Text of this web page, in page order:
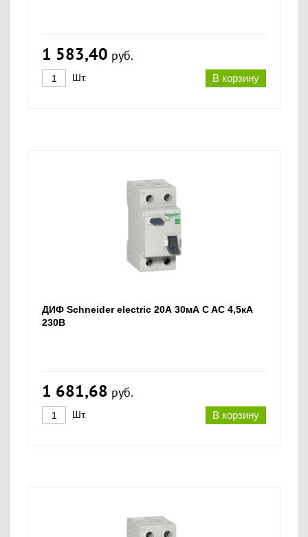
1 583,40 руб.
В корзину
Шт.
ДИФ Schneider electric 20А 30мА C AC 4,5кА
230В
1 681,68 руб.
В корзину
Шт.